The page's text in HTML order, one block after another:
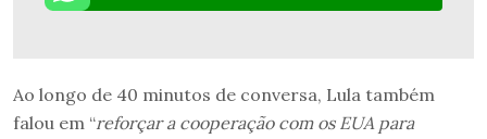
Ao longo de 40 minutos de conversa, Lula também
falou em “reforçar a cooperação com os EUA para